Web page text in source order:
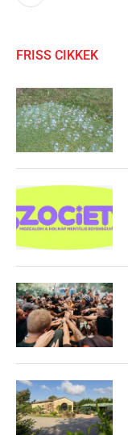
FRISS CIKKEK